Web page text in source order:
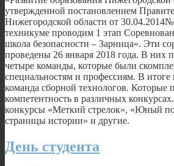
утвержденной постановлением
Нижегородской области от
техникуме проводим 1 этап
школа безопасности – Зарница». Эти
проведены 26 января 2018 года. В них
четыре команды, которые были
специальностям и профессиям. В итоге
команда сборной технологов. Которые
компетентность в различных
конкурсы «Меткий стрелок», «Юный
страницы истории» и другие.
День студента